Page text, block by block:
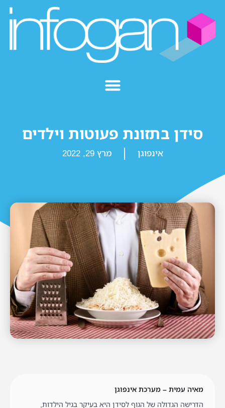
סידן בתזונת פעוטות וילדים
אינפוגן מרץ 29, 2022
מאיה עמית – מערכת אינפוגן
הדרישה הגדולה של הגוף לסידן היא בעיקר בגיל הילדות,